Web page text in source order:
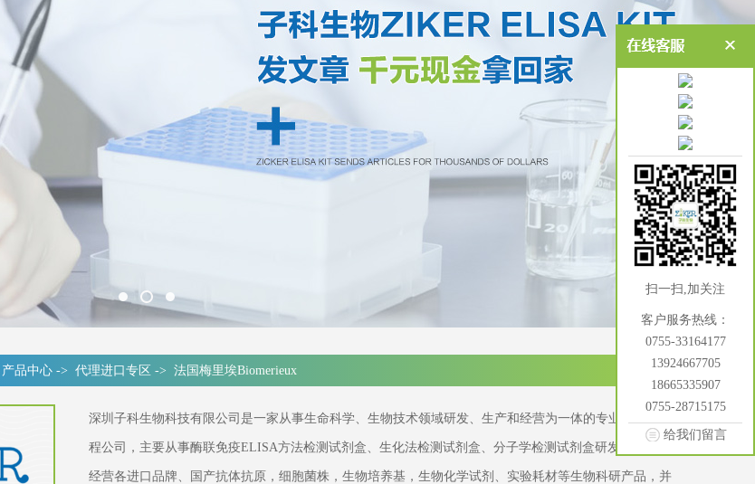
产品中心 -> 代理进口专区 -> 法国梅里埃Biomerieux
深圳子科生物科技有限公司是一家从事生命科学、生物技术领域研发、生产和经营为一体的专业化生物工
程公司，主要从事酶联免疫ELISA方法检测试剂盒、生化法检测试剂盒、分子学检测试剂盒研发生产，并
经营各进口品牌、国产抗体抗原，细胞菌株，生物培养基，生物化学试剂、实验耗材等生物科研产品，并
扫一扫,加关注
客户服务热线：
0755-33164177
13924667705
18665335907
0755-28715175
给我们留言